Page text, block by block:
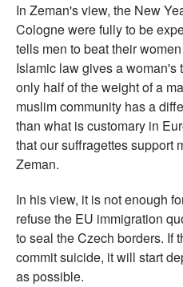
In Zeman's view, the New
Cologne were fully to be
tells men to beat their
Islamic law gives a woman's
only half of the weight of a
muslim community has a
than what is customary in
that our suffragettes support
Zeman.
In his view, it is not enough
refuse the EU immigration
to seal the Czech borders. If
commit suicide, it will start
as possible.